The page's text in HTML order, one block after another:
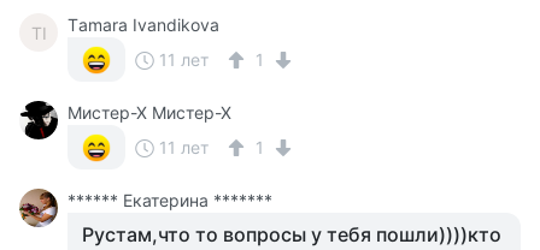
ТI
Тamara Ivandikova
11 лет
1
Мистер-Х Мистер-Х
11 лет
1
****** Екатерина *******
Рустам,что то вопросы у тебя пошли))))кто